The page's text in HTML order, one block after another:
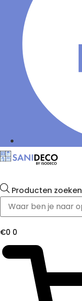
Producten zoeken
€0 0